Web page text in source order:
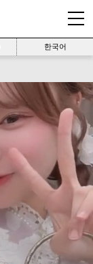
한국어